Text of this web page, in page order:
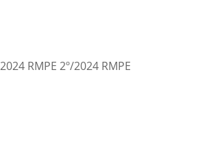
RMPE 2º/2024 RMPE